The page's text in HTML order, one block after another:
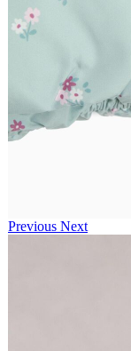
Previous Next